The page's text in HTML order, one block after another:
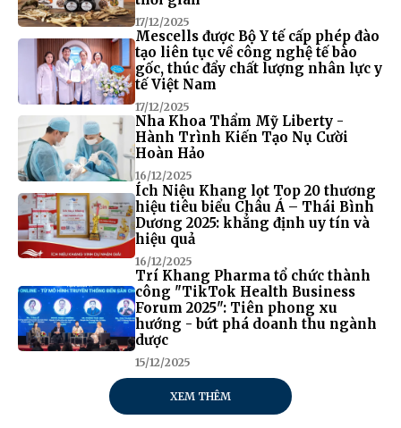
17/12/2025
Mescells được Bộ Y tế cấp phép đào
tạo liên tục về công nghệ tế bào
gốc, thúc đẩy chất lượng nhân lực y
tế Việt Nam
17/12/2025
Nha Khoa Thẩm Mỹ Liberty -
Hành Trình Kiến Tạo Nụ Cười
Hoàn Hảo
16/12/2025
Ích Niệu Khang lọt Top 20 thương
hiệu tiêu biểu Châu Á – Thái Bình
Dương 2025: khẳng định uy tín và
hiệu quả
16/12/2025
Trí Khang Pharma tổ chức thành
công "TikTok Health Business
Forum 2025": Tiên phong xu
hướng - bứt phá doanh thu ngành
dược
15/12/2025
XEM THÊM